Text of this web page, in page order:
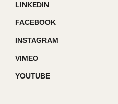
LINKEDIN
FACEBOOK
INSTAGRAM
VIMEO
YOUTUBE